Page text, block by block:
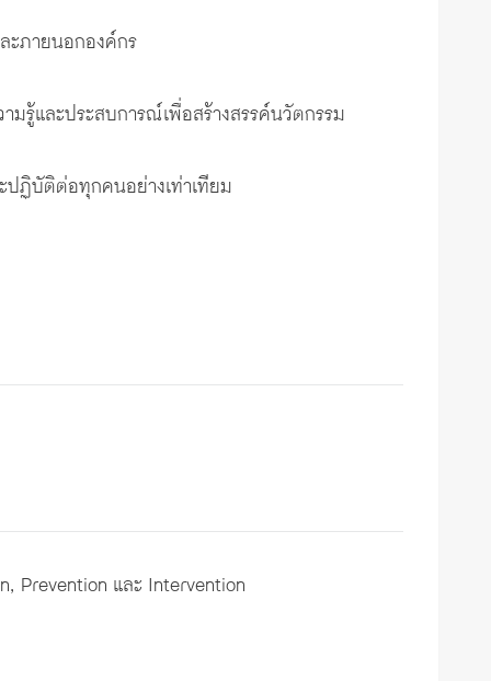
ะภายนอกองค์กร
รู้และประสบการณ์เพื่อสร้างสรรค์นวัตกรรม
ปฏิบัติต่อทุกคนอย่างเท่าเทียม
Prevention และ Intervention